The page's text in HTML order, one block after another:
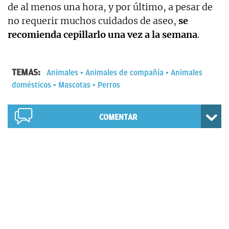
de al menos una hora, y por último, a pesar de
no requerir muchos cuidados de aseo, se
recomienda cepillarlo una vez a la semana.
TEMAS: Animales Animales de compañía
Animales
domésticos
Mascotas Perros
COMENTAR